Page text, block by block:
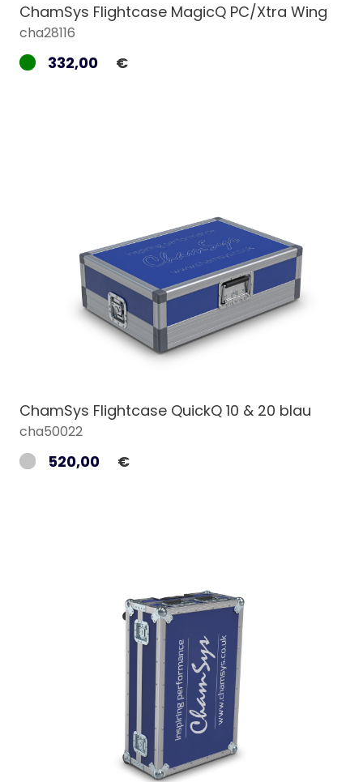
ChamSys Flightcase MagicQ PC/Xtra Wing
cha28116
332,00 €
ChamSys Flightcase QuickQ 10 & 20 blau
cha50022
520,00 €